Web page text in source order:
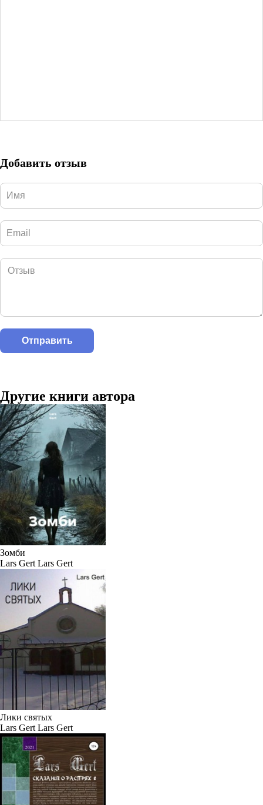
Добавить отзыв
Другие книги автора
Зомби
Lars Gert Lars Gert
Лики святых
Lars Gert Lars Gert